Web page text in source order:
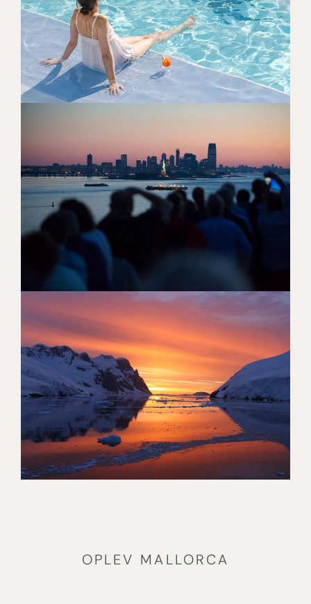
[ LÆS MERE ]
IKONISK SØREJSE OG TO
NÆTTER I PULSERENDE NEW
[ LÆS MERE ]
[ LÆS MERE ]
OPLEV MALLORCA